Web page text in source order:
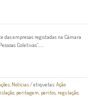
das empresas registadas na Câmara
Coletivas”......
, Notícias/ etiquetas:Ação
, peritagem, peritos, regulação,